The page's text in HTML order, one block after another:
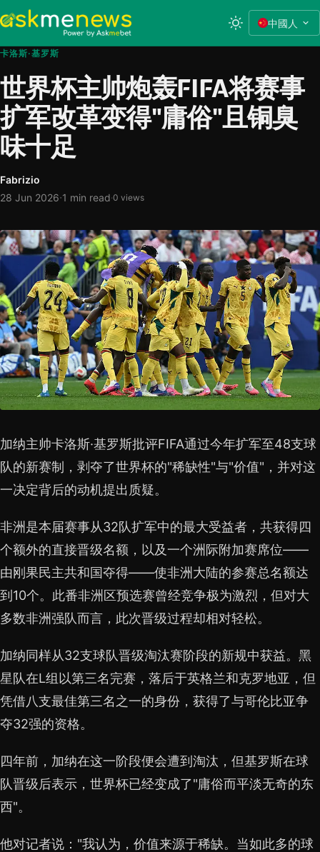
中國人
卡洛斯·基罗斯
世界杯主帅炮轰FIFA将赛事
扩军改革变得"庸俗"且铜臭
味十足
Fabrizio
28 Jun 2026·1 min read·0 views
加纳主帅卡洛斯·基罗斯批评FIFA通过今年扩军至48支球
队的新赛制，剥夺了世界杯的"稀缺性"与"价值"，并对这
一决定背后的动机提出质疑。
非洲是本届赛事从32队扩军中的最大受益者，共获得四
个额外的直接晋级名额，以及一个洲际附加赛席位——
由刚果民主共和国夺得——使非洲大陆的参赛总名额达
到10个。此番非洲区预选赛曾经竞争极为激烈，但对大
多数非洲强队而言，此次晋级过程却相对轻松。
加纳同样从32支球队晋级淘汰赛阶段的新规中获益。黑
星队在L组以第三名完赛，落后于英格兰和克罗地亚，但
凭借八支最佳第三名之一的身份，获得了与哥伦比亚争
夺32强的资格。
四年前，加纳在这一阶段便会遭到淘汰，但基罗斯在球
队晋级后表示，世界杯已经变成了"庸俗而平淡无奇的东
西"。
他对记者说："我认为，价值来源于稀缺。当如此多的球